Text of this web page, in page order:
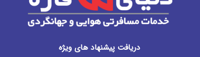
دریافت پیشنهاد های ویژه